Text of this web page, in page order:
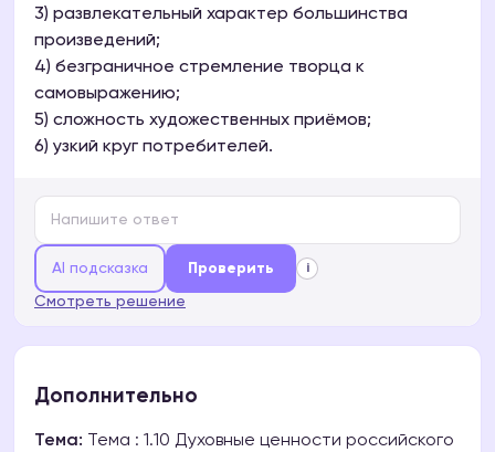
3) развлекательный характер большинства
произведений;
4) безграничное стремление творца к
самовыражению;
5) сложность художественных приёмов;
6) узкий круг потребителей.
AI подсказка Проверить i
Смотреть решение
Дополнительно
Тема: Тема : 1.10 Духовные ценности российского